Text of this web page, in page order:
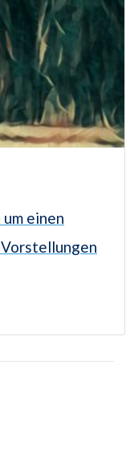
einen